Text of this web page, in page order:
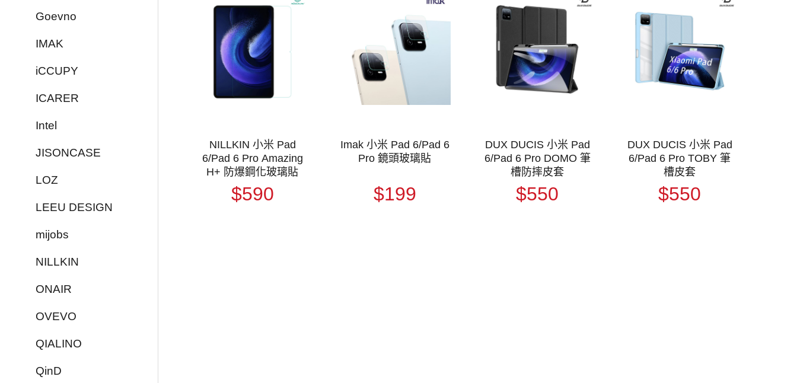
Goevno
IMAK
iCCUPY
ICARER
Intel
JISONCASE
LOZ
LEEU DESIGN
mijobs
NILLKIN
ONAIR
OVEVO
QIALINO
QinD
NILLKIN 小米 Pad
6/Pad 6 Pro Amazing
H+ 防爆鋼化玻璃貼
$590
Imak 小米 Pad 6/Pad 6
Pro 鏡頭玻璃貼
$199
DUX DUCIS 小米 Pad
6/Pad 6 Pro DOMO 筆
槽防摔皮套
$550
DUX DUCIS 小米 Pad
6/Pad 6 Pro TOBY 筆
槽皮套
$550